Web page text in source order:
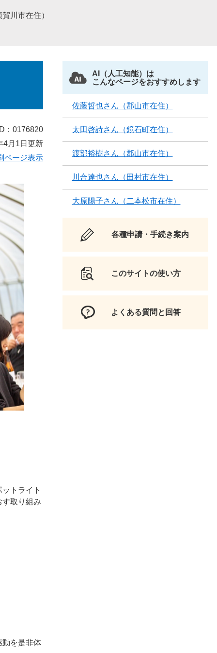
川市在住）
：0176820
4月1日更新
ページ表示
トライト
取り組み
動を是非体
AI（人工知能）は
こんなページをおすすめします
佐藤哲也さん（郡山市在住）
太田啓詩さん（鏡石町在住）
渡部裕樹さん（郡山市在住）
川合達也さん（田村市在住）
大原陽子さん（二本松市在住）
各種申請・手続き案内
このサイトの使い方
よくある質問と回答